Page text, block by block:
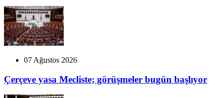
07 Ağustos 2026
Çerçeve yasa Mecliste; görüşmeler bugün başlıyor